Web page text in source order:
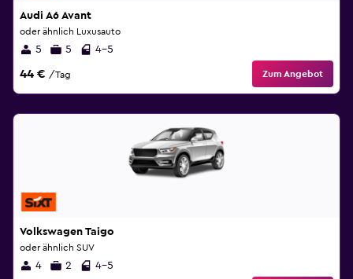
Audi A6 Avant
oder ähnlich Luxusauto
5 5 4-5
44 € /Tag Zum Angebot
Volkswagen Taigo
oder ähnlich SUV
4 2 4-5